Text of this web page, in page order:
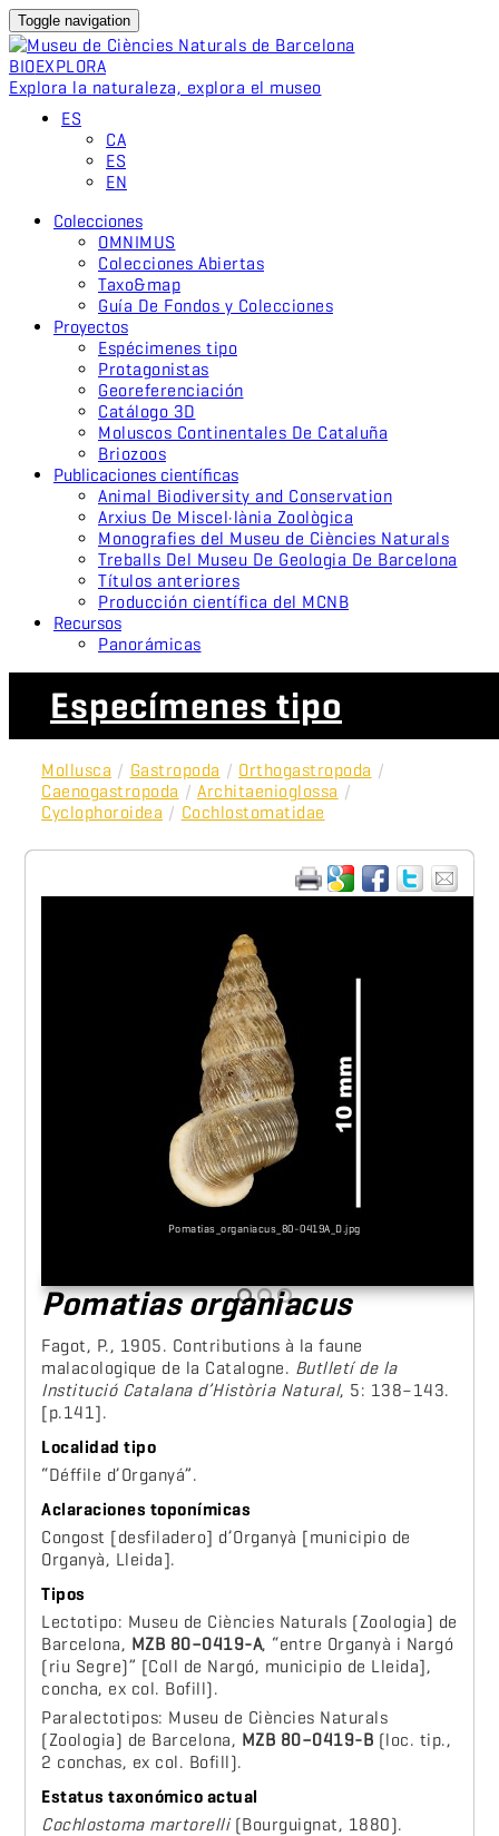
Toggle navigation
BIOEXPLORA
Explora la naturaleza, explora el museo
ES
CA
ES
EN
Colecciones
OMNIMUS
Colecciones Abiertas
Taxo&map
Guía De Fondos y Colecciones
Proyectos
Espécimenes tipo
Protagonistas
Georeferenciación
Catálogo 3D
Moluscos Continentales De Cataluña
Briozoos
Publicaciones científicas
Animal Biodiversity and Conservation
Arxius De Miscel·lània Zoològica
Monografies del Museu de Ciències Naturals
Treballs Del Museu De Geologia De Barcelona
Títulos anteriores
Producción científica del MCNB
Recursos
Panorámicas
Especímenes tipo
Mollusca / Gastropoda / Orthogastropoda /
Caenogastropoda / Architaenioglossa /
Cyclophoroidea / Cochlostomatidae
Pomatias_organiacus_80-0419A_D.jpg
Pomatias organiacus
Fagot, P., 1905. Contributions à la faune
malacologique de la Catalogne. Butlletí de la
Institució Catalana d’Història Natural, 5: 138–143.
[p.141].
Localidad tipo
“Déffile d’Organyá”.
Aclaraciones toponímicas
Congost [desfiladero] d’Organyà [municipio de
Organyà, Lleida].
Tipos
Lectotipo: Museu de Ciències Naturals (Zoologia) de
Barcelona, MZB 80–0419-A, “entre Organyà i Nargó
(riu Segre)” [Coll de Nargó, municipio de Lleida],
concha, ex col. Bofill).
Paralectotipos: Museu de Ciències Naturals
(Zoologia) de Barcelona, MZB 80–0419-B (loc. tip.,
2 conchas, ex col. Bofill).
Estatus taxonómico actual
Cochlostoma martorelli(Bourguignat, 1880).